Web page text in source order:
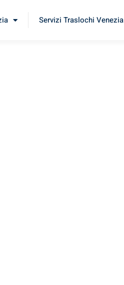
Servizi Traslochi Venezia